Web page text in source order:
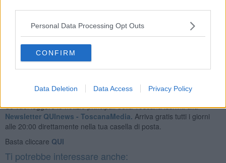
Personal Data Processing Opt Outs
CONFIRM
Data Deletion Data Access Privacy Policy
Se vuoi leggere le notizie principali della Toscana iscriviti alla
Newsletter QUInews - ToscanaMedia. Arriva gratis tutti i giorni
alle 20:00 direttamente nella tua casella di posta.
Basta cliccare QUI
Ti potrebbe interessare anche: